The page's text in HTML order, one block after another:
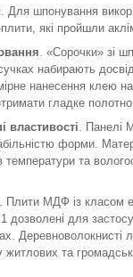
. Для шпонування
які пройшли
. «Сорочки» зі
набирають
нанесення клею
гладке полотно.
властивості . Панелі
форми.
температури та
. Плити МДФ із класом
дозволені для
Деревноволокнисті
житлових та